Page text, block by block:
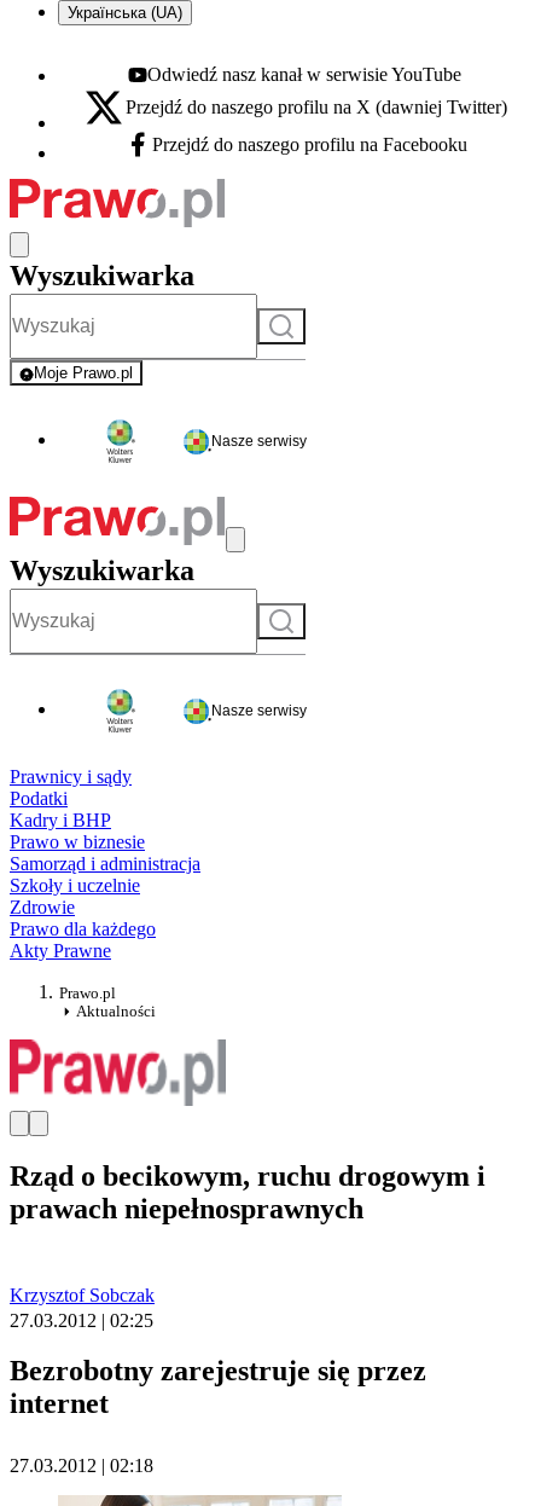
Українська (UA)
Youtube - otwiera się w nowej karcie
Odwiedź nasz kanał w serwisie YouTube
X - otwiera się w nowej karcie
Przejdź do naszego profilu na X (dawniej Twitter)
Facebook - otwiera się w nowej karcie
Przejdź do naszego profilu na Facebooku
Wyszukiwarka
Szukaj
Moje Prawo.pl
- rejestracja i logowanie do serwisu
Nasze serwisy
Wyszukiwarka
Szukaj
Nasze serwisy
Prawnicy i sądy
Podatki
Kadry i BHP
Prawo w biznesie
Samorząd i administracja
Szkoły i uczelnie
Zdrowie
Prawo dla każdego
Akty Prawne
Prawo.pl
Aktualności
Rząd o becikowym, ruchu drogowym i
prawach niepełnosprawnych
Krzysztof Sobczak
27.03.2012 | 02:25
Bezrobotny zarejestruje się przez
internet
27.03.2012 | 02:18